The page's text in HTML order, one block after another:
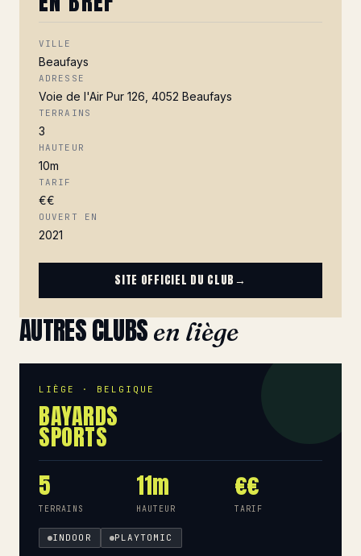
VILLE
Beaufays
ADRESSE
Voie de l'Air Pur 126, 4052 Beaufays
TERRAINS
3
HAUTEUR
10m
TARIF
€€
OUVERT EN
2021
SITE OFFICIEL DU CLUB→
AUTRES CLUBSen liège
LIÈGE · BELGIQUE
BAYARDS
SPORTS
5
TERRAINS
11m
HAUTEUR
€€
TARIF
INDOOR PLAYTOMIC